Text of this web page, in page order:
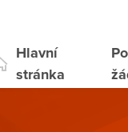
Hlavní
stránka